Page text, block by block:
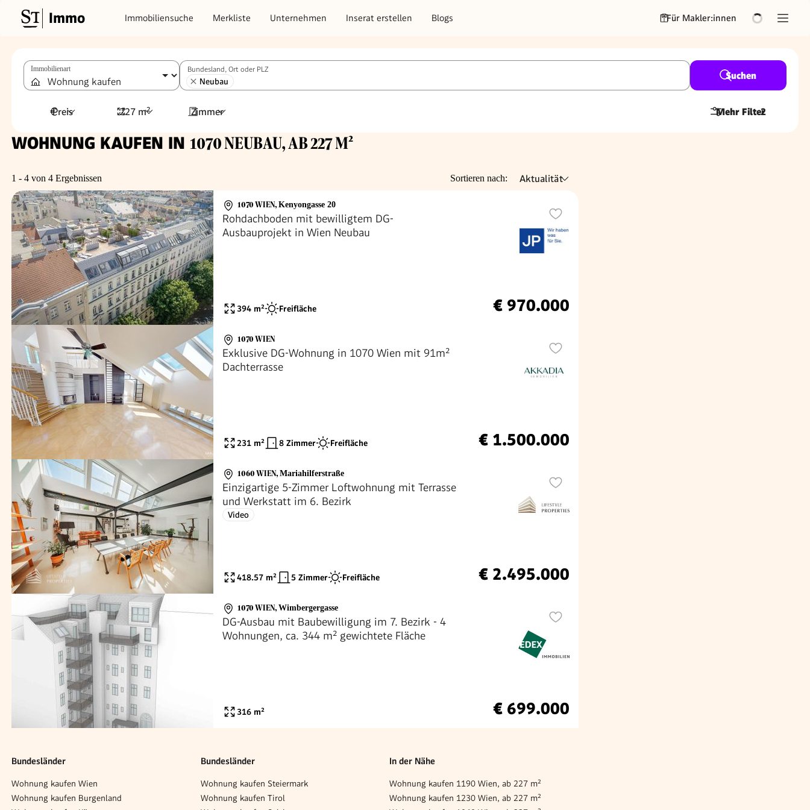
Immo Immobiliensuche Merkliste Unternehmen Inserat erstellen Blogs Für Makler:innen
Immobilienart Bundesland, Ort oder PLZ
Neubau
Suchen
Preis 227 m² Zimmer Mehr Filter
2
WOHNUNG KAUFEN IN 1070 NEUBAU, AB 227 M²
1 - 4 von 4 Ergebnissen Sortieren nach: Aktualität
1070 WIEN, Kenyongasse 20
Rohdachboden mit bewilligtem DG-
Ausbauprojekt in Wien Neubau
394 m² Freifläche € 970.000
1070 WIEN
Exklusive DG-Wohnung in 1070 Wien mit 91m²
Dachterrasse
231 m² 8 Zimmer Freifläche € 1.500.000
1060 WIEN, Mariahilferstraße
Einzigartige 5-Zimmer Loftwohnung mit Terrasse
und Werkstatt im 6. Bezirk
Video
418.57 m² 5 Zimmer Freifläche € 2.495.000
1070 WIEN, Wimbergergasse
DG-Ausbau mit Baubewilligung im 7. Bezirk - 4
Wohnungen, ca. 344 m² gewichtete Fläche
316 m² € 699.000
Bundesländer
Wohnung kaufen Wien
Wohnung kaufen Burgenland
Bundesländer
Wohnung kaufen Steiermark
Wohnung kaufen Tirol
In der Nähe
Wohnung kaufen 1190 Wien, ab 227 m²
Wohnung kaufen 1230 Wien, ab 227 m²